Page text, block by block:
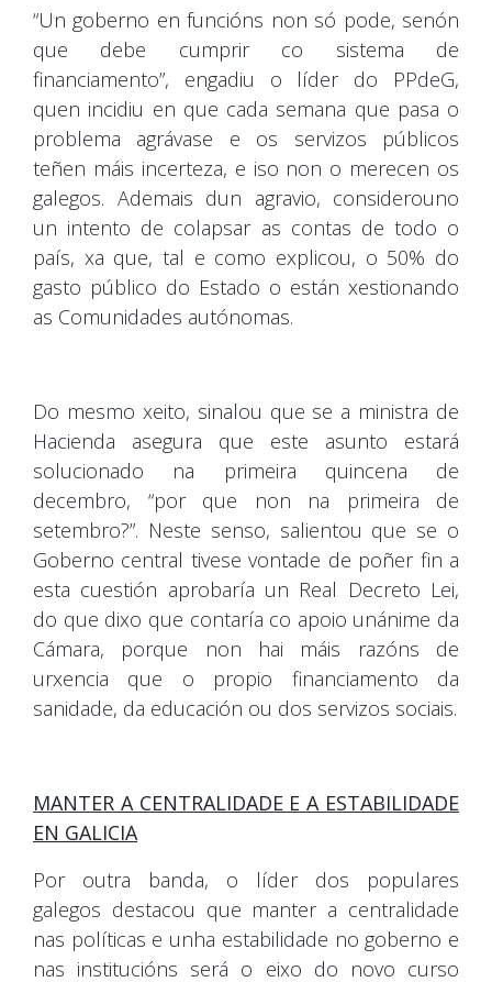
“Un goberno en funcións non só pode, senón
que debe cumprir co sistema de
financiamento”, engadiu o líder do PPdeG,
quen incidiu en que cada semana que pasa o
problema agrávase e os servizos públicos
teñen máis incerteza, e iso non o merecen os
galegos. Ademais dun agravio, considerouno
un intento de colapsar as contas de todo o
país, xa que, tal e como explicou, o 50% do
gasto público do Estado o están xestionando
as Comunidades autónomas.
Do mesmo xeito, sinalou que se a ministra de
Hacienda asegura que este asunto estará
solucionado na primeira quincena de
decembro, “por que non na primeira de
setembro?”. Neste senso, salientou que se o
Goberno central tivese vontade de poñer fin a
esta cuestión aprobaría un Real Decreto Lei,
do que dixo que contaría co apoio unánime da
Cámara, porque non hai máis razóns de
urxencia que o propio financiamento da
sanidade, da educación ou dos servizos sociais.
MANTER A CENTRALIDADE E A ESTABILIDADE
EN GALICIA
Por outra banda, o líder dos populares
galegos destacou que manter a centralidade
nas políticas e unha estabilidade no goberno e
nas institucións será o eixo do novo curso